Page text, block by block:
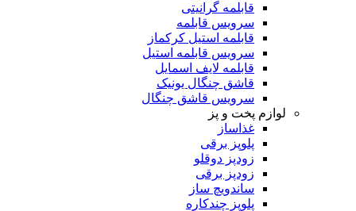
قابلمه گرانیتی
سرویس قابلمه
قابلمه استیل کرکماز
سرویس قابلمه استیل
قابلمه لایف اسمایل
قاشق چنگال یونیک
سرویس قاشق چنگال
لوازم پخت و پز
غذاساز
پلوپز برقی
زودپز دوقلو
زودپز برقی
ساندویچ ساز
پلوپز چندکاره